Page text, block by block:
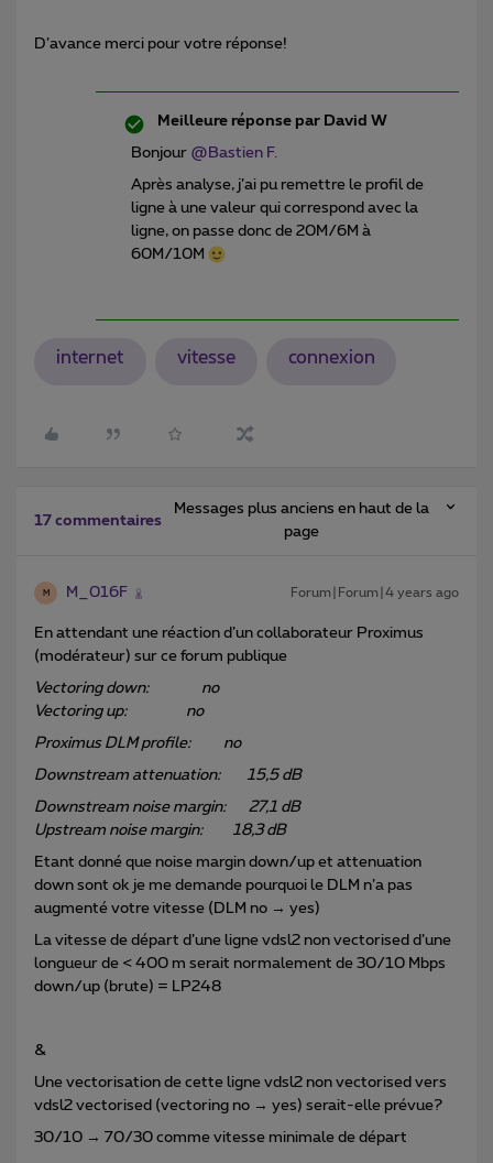
D’avance merci pour votre réponse!
Meilleure réponse par David W
Bonjour @Bastien F.
Après analyse, j’ai pu remettre le profil de
ligne à une valeur qui correspond avec la
ligne, on passe donc de 20M/6M à
60M/10M
internet vitesse connexion
17 commentaires
Messages plus anciens en haut de la
page
M M_016F Forum|Forum|4 years ago
En attendant une réaction d’un collaborateur Proximus
(modérateur) sur ce forum publique
Vectoring down: no
Vectoring up: no
Proximus DLM profile: no
Downstream attenuation: 15,5 dB
Downstream noise margin: 27,1 dB
Upstream noise margin: 18,3 dB
Etant donné que noise margin down/up et attenuation
down sont ok je me demande pourquoi le DLM n’a pas
augmenté votre vitesse (DLM no → yes)
La vitesse de départ d’une ligne vdsl2 non vectorised d’une
longueur de < 400 m serait normalement de 30/10 Mbps
down/up (brute) = LP248
&
Une vectorisation de cette ligne vdsl2 non vectorised vers
vdsl2 vectorised (vectoring no → yes) serait-elle prévue?
30/10 → 70/30 comme vitesse minimale de départ